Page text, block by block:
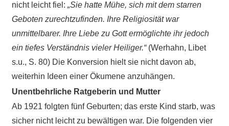
nicht leicht fiel: „Sie hatte Mühe, sich mit dem starren
Geboten zurechtzufinden. Ihre Religiosität war
unmittelbarer. Ihre Liebe zu Gott ermöglichte ihr jedoch
ein tiefes Verständnis vieler Heiliger.“(Werhahn, Libet
s.u., S. 80) Die Konversion hielt sie nicht davon ab,
weiterhin Ideen einer Ökumene anzuhängen.
Unentbehrliche Ratgeberin und Mutter
Ab 1921 folgten fünf Geburten; das erste Kind starb, was
sicher nicht leicht zu bewältigen war. Die folgenden vier